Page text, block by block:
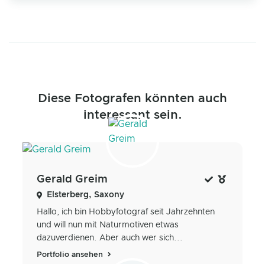
Diese Fotografen könnten auch
interessant sein.
Gerald Greim
Elsterberg, Saxony
Hallo, ich bin Hobbyfotograf seit Jahrzehnten
und will nun mit Naturmotiven etwas
dazuverdienen. Aber auch wer sich...
Portfolio ansehen